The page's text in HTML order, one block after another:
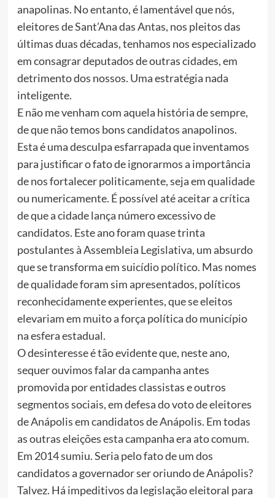
anapolinas. No entanto, é lamentável que nós,
eleitores de Sant’Ana das Antas, nos pleitos das
últimas duas décadas, tenhamos nos especializado
em consagrar deputados de outras cidades, em
detrimento dos nossos. Uma estratégia nada
inteligente.
E não me venham com aquela história de sempre,
de que não temos bons candidatos anapolinos.
Esta é uma desculpa esfarrapada que inventamos
para justificar o fato de ignorarmos a importância
de nos fortalecer politicamente, seja em qualidade
ou numericamente. É possível até aceitar a crítica
de que a cidade lança número excessivo de
candidatos. Este ano foram quase trinta
postulantes à Assembleia Legislativa, um absurdo
que se transforma em suicídio político. Mas nomes
de qualidade foram sim apresentados, políticos
reconhecidamente experientes, que se eleitos
elevariam em muito a força política do município
na esfera estadual.
O desinteresse é tão evidente que, neste ano,
sequer ouvimos falar da campanha antes
promovida por entidades classistas e outros
segmentos sociais, em defesa do voto de eleitores
de Anápolis em candidatos de Anápolis. Em todas
as outras eleições esta campanha era ato comum.
Em 2014 sumiu. Seria pelo fato de um dos
candidatos a governador ser oriundo de Anápolis?
Talvez. Há impeditivos da legislação eleitoral para